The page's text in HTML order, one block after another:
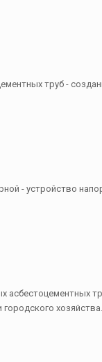
труб -
- устройство
асбестоцементных
хозяйства.